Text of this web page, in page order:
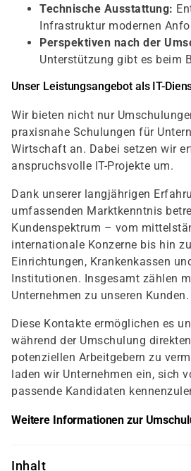
Technische Ausstattung:
Infrastruktur modernen
Perspektiven nach der
Unterstützung gibt es beim
Unser Leistungsangebot als IT-
Wir bieten nicht nur
praxisnahe Schulungen für
Wirtschaft an. Dabei setzen wir
anspruchsvolle IT-Projekte um.
Dank unserer langjährigen
umfassenden Marktkenntnis
Kundenspektrum – vom
internationale Konzerne bis hin
Einrichtungen, Krankenkassen
Institutionen. Insgesamt zählen
Unternehmen zu unseren Kunden.
Diese Kontakte ermöglichen es
während der Umschulung
potenziellen Arbeitgebern zu
laden wir Unternehmen ein, sich
passende Kandidaten
Weitere Informationen zur
Inhalt